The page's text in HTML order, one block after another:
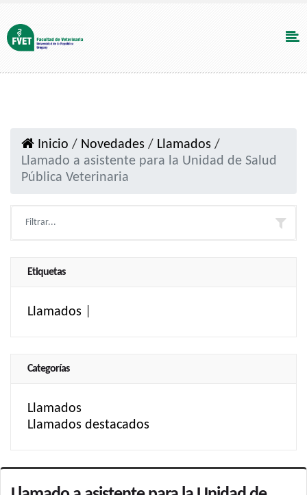
Inicio / Novedades / Llamados /
Llamado a asistente para la Unidad de Salud
Pública Veterinaria
Etiquetas
Llamados
Categorías
Llamados
Llamados destacados